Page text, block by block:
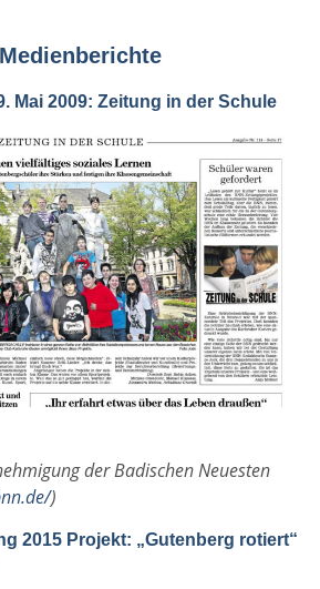
Mai 2009: Zeitung in der Schule
der Badischen Neuesten
)
2015 Projekt: „Gutenberg rotiert“